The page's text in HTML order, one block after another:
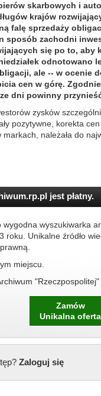
skarbowych i
krajów
falę sprzedaży
sposób zachodni
się po to, aby
odnotowano
ale -- w ocenie
cen w górę.
dni powinny
zysków
pozytywne, korekta
należała do
jest płatny.
wyszukiwarka
roku. Unikalne źródło
miejscu.
"Rzeczpospolitej"
Zamów
Unikalna oferta
Zaloguj się